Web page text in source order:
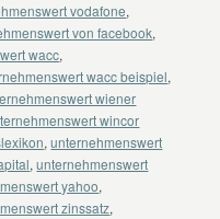
vodafone,
von facebook,
wacc,
wacc beispiel,
wiener
wincor
,unternehmenswert
,unternehmenswert
yahoo,
zinssatz,